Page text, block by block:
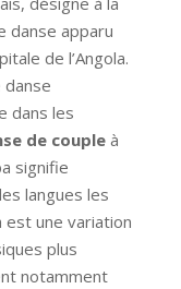
danse apparu
de l’Angola.
dans les
de coupleà
signifie
langues les
est une variation
plus
notamment